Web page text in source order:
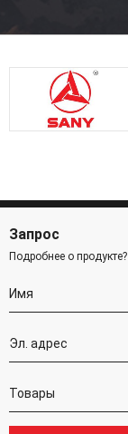
Запрос
Подробнее о продукте?